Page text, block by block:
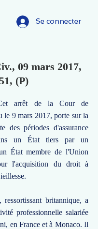
Se connecter
09 mars 2017,
, (P)
arrêt de la Cour de
le 9 mars 2017, porte sur la
des périodes d'assurance
un État tiers par un
État membre de l'Union
l'acquisition du droit à
britannique, a
professionnelle salariée
en France et à Monaco. Il